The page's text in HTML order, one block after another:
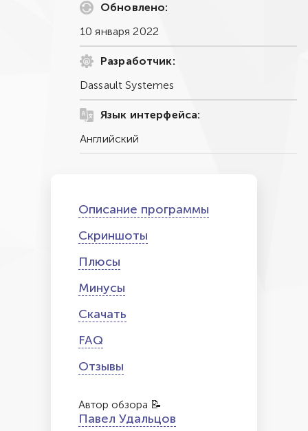
Обновлено:
10 января 2022
Разработчик:
Dassault Systemes
Язык интерфейса:
Английский
Описание программы
Скриншоты
Плюсы
Минусы
Скачать
FAQ
Отзывы
Автор обзора 📝
Павел Удальцов